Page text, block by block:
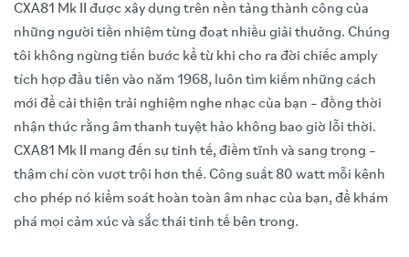
CXA81 Mk II được xây dựng trên nền tảng thành công của
những người tiền nhiệm từng đoạt nhiều giải thưởng. Chúng
tôi không ngừng tiến bước kể từ khi cho ra đời chiếc amply
tích hợp đầu tiên vào năm 1968, luôn tìm kiếm những cách
mới để cải thiện trải nghiệm nghe nhạc của bạn – đồng thời
nhận thức rằng âm thanh tuyệt hảo không bao giờ lỗi thời.
CXA81 Mk II mang đến sự tinh tế, điềm tĩnh và sang trọng –
thậm chí còn vượt trội hơn thế. Công suất 80 watt mỗi kênh
cho phép nó kiểm soát hoàn toàn âm nhạc của bạn, để khám
phá mọi cảm xúc và sắc thái tinh tế bên trong.